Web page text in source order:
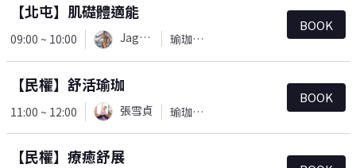
【北屯】肌礎體適能
09:00 ~ 10:00 Jaguar 瑜珈＆皮拉提斯
BOOK
【民權】舒活瑜珈
11:00 ~ 12:00 張雪貞 瑜珈＆皮拉提斯
BOOK
【民權】療癒舒展